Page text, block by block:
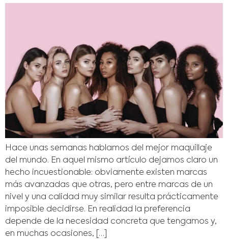
Hace unas semanas hablamos del mejor maquillaje
del mundo. En aquel mismo artículo dejamos claro un
hecho incuestionable: obviamente existen marcas
más avanzadas que otras, pero entre marcas de un
nivel y una calidad muy similar resulta prácticamente
imposible decidirse. En realidad la preferencia
depende de la necesidad concreta que tengamos y,
en muchas ocasiones, […]